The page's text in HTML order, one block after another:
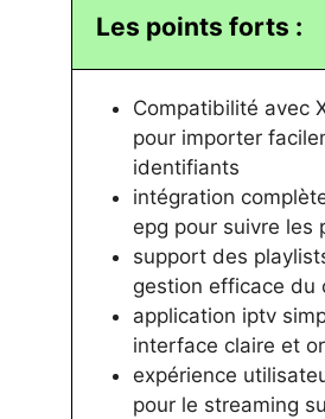
Les points forts :
Compatibilité avec
pour importer
identifiants
intégration
epg pour suivre les
support des
gestion efficace du
application iptv
interface claire et
expérience
pour le streaming